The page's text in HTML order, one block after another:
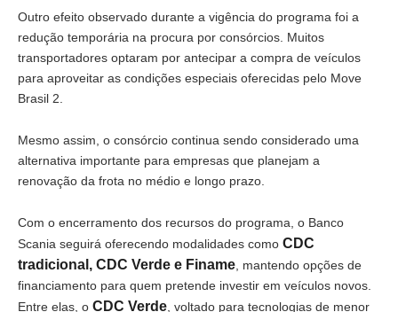
Outro efeito observado durante a vigência do programa foi a
redução temporária na procura por consórcios. Muitos
transportadores optaram por antecipar a compra de veículos
para aproveitar as condições especiais oferecidas pelo Move
Brasil 2.
Mesmo assim, o consórcio continua sendo considerado uma
alternativa importante para empresas que planejam a
renovação da frota no médio e longo prazo.
Com o encerramento dos recursos do programa, o Banco
Scania seguirá oferecendo modalidades como CDC
tradicional, CDC Verde e Finame , mantendo opções de
financiamento para quem pretende investir em veículos novos.
Entre elas, o CDC Verde , voltado para tecnologias de menor